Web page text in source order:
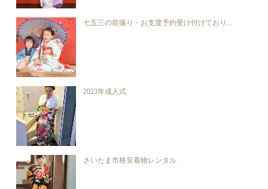
七五三の前撮り・お支度予約受け付けており...
2023年成人式
さいたま市格安着物レンタル